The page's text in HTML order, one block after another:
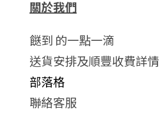
關於我們
餸到 的一點一滴
送貨安排及順豐收費詳情
部落格
聯絡客服